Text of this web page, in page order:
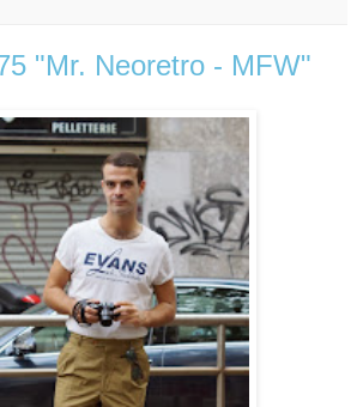
"Mr. Neoretro - MFW"